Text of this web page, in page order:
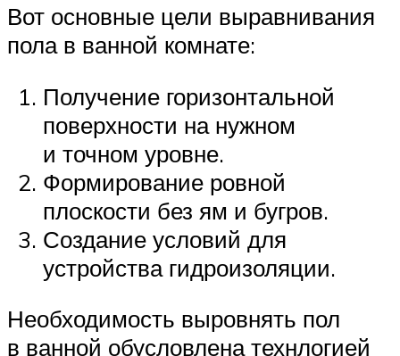
Вот основные цели выравнивания
пола в ванной комнате:
Получение горизонтальной
поверхности на нужном
и точном уровне.
Формирование ровной
плоскости без ям и бугров.
Создание условий для
устройства гидроизоляции.
Необходимость выровнять пол
в ванной обусловлена технлогией